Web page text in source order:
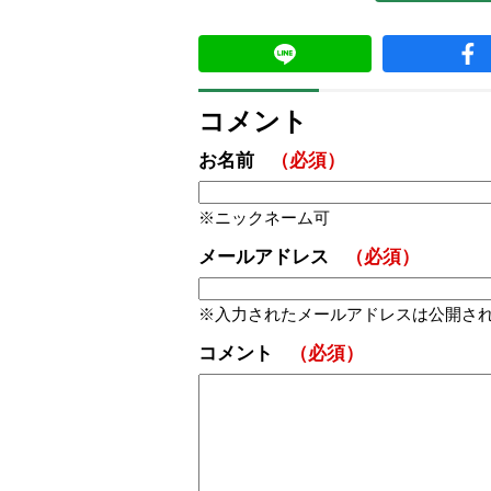
コメント
お名前 （必須）
ニックネーム可
メールアドレス （必須）
入力されたメールアドレスは公開さ
コメント （必須）